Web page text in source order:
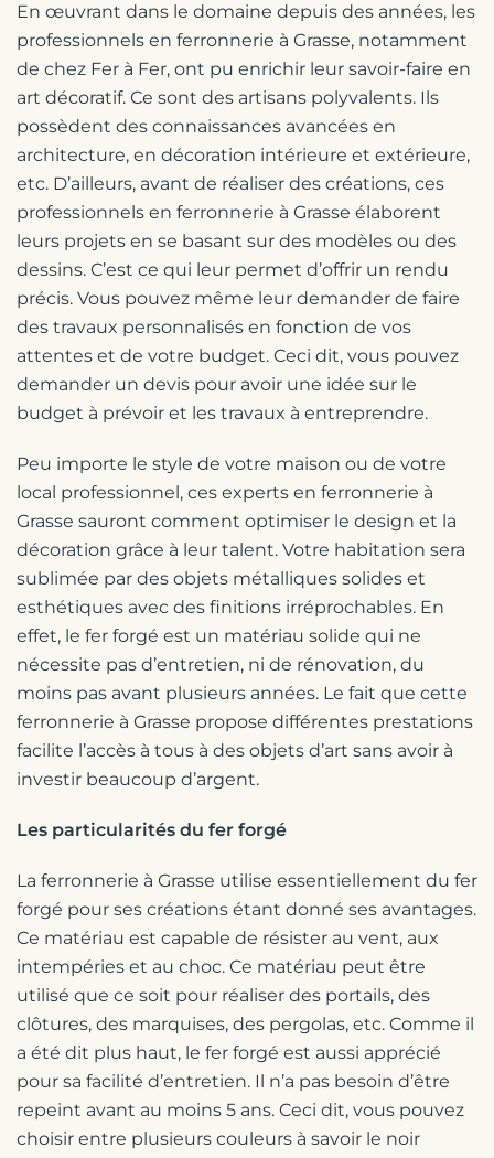
En œuvrant dans le domaine depuis des années, les
professionnels en ferronnerie à Grasse, notamment
de chez Fer à Fer, ont pu enrichir leur savoir-faire en
art décoratif. Ce sont des artisans polyvalents. Ils
possèdent des connaissances avancées en
architecture, en décoration intérieure et extérieure,
etc. D’ailleurs, avant de réaliser des créations, ces
professionnels en ferronnerie à Grasse élaborent
leurs projets en se basant sur des modèles ou des
dessins. C’est ce qui leur permet d’offrir un rendu
précis. Vous pouvez même leur demander de faire
des travaux personnalisés en fonction de vos
attentes et de votre budget. Ceci dit, vous pouvez
demander un devis pour avoir une idée sur le
budget à prévoir et les travaux à entreprendre.
Peu importe le style de votre maison ou de votre
local professionnel, ces experts en ferronnerie à
Grasse sauront comment optimiser le design et la
décoration grâce à leur talent. Votre habitation sera
sublimée par des objets métalliques solides et
esthétiques avec des finitions irréprochables. En
effet, le fer forgé est un matériau solide qui ne
nécessite pas d’entretien, ni de rénovation, du
moins pas avant plusieurs années. Le fait que cette
ferronnerie à Grasse propose différentes prestations
facilite l’accès à tous à des objets d’art sans avoir à
investir beaucoup d’argent.
Les particularités du fer forgé
La ferronnerie à Grasse utilise essentiellement du fer
forgé pour ses créations étant donné ses avantages.
Ce matériau est capable de résister au vent, aux
intempéries et au choc. Ce matériau peut être
utilisé que ce soit pour réaliser des portails, des
clôtures, des marquises, des pergolas, etc. Comme il
a été dit plus haut, le fer forgé est aussi apprécié
pour sa facilité d’entretien. Il n’a pas besoin d’être
repeint avant au moins 5 ans. Ceci dit, vous pouvez
choisir entre plusieurs couleurs à savoir le noir